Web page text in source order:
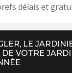
délais et
LE
DE VOTRE